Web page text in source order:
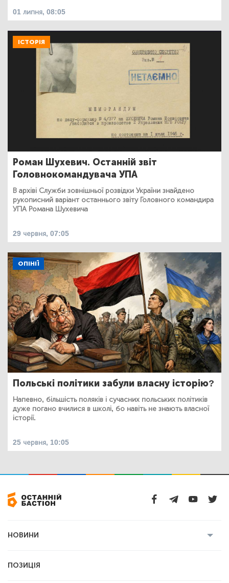
01 липня, 08:05
ІСТОРІЯ
Роман Шухевич. Останній звіт
Головнокомандувача УПА
В архіві Служби зовнішньої розвідки України знайдено
рукописний варіант останнього звіту Головного командира
УПА Романа Шухевича
29 червня, 07:05
ОПІНІЇ
Польські політики забули власну історію?
Напевно, більшість поляків і сучасних польських політиків
дуже погано вчилися в школі, бо навіть не знають власної
історії.
25 червня, 10:05
НОВИНИ
ПОЗИЦІЯ